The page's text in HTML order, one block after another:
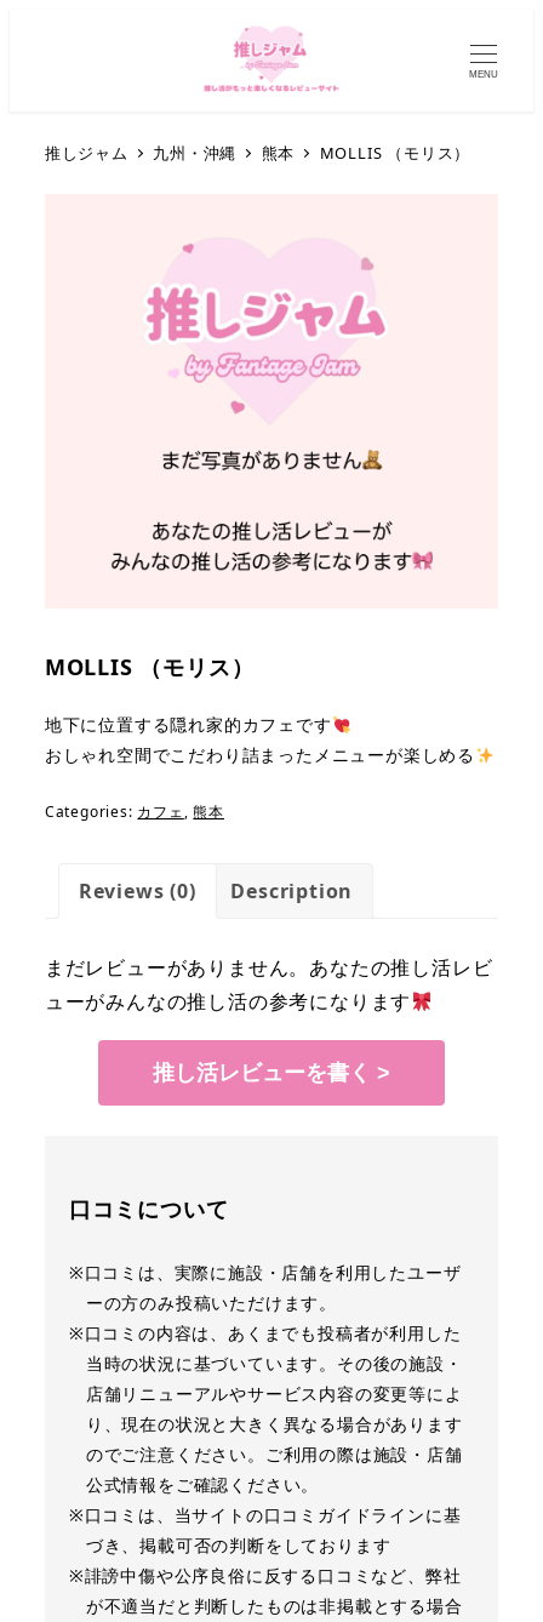
MENU
推しジャム 九州・沖縄 熊本 MOLLIS （モリス）
MOLLIS （モリス）
地下に位置する隠れ家的カフェ です
おしゃれ空間でこだわり詰まったメニューが楽しめる
Categories: カフェ,熊本
Reviews (0) Description
まだレビューがありません。あなたの推し活レビ
ューがみんなの推し活の参考になります
推し活レビューを書く >
口コミについて
※口コミは、実際に施設・店舗を利用したユーザ
ーの方のみ投稿いただけます。
※口コミの内容は、あくまでも投稿者が利用した
当時の状況に基づいています。その後の施設・
店舗リニューアルやサービス内容の変更等によ
り、現在の状況と大きく異なる場合があります
のでご注意ください。ご利用の際は施設・店舗
公式情報をご確認ください。
※口コミは、当サイトの口コミガイドラインに基
づき、掲載可否の判断をしております
※誹謗中傷や公序良俗に反する口コミなど、弊社
が不適当だと判断したものは非掲載とする場合